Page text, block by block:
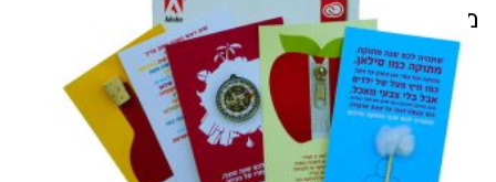
מוצרים קשורים